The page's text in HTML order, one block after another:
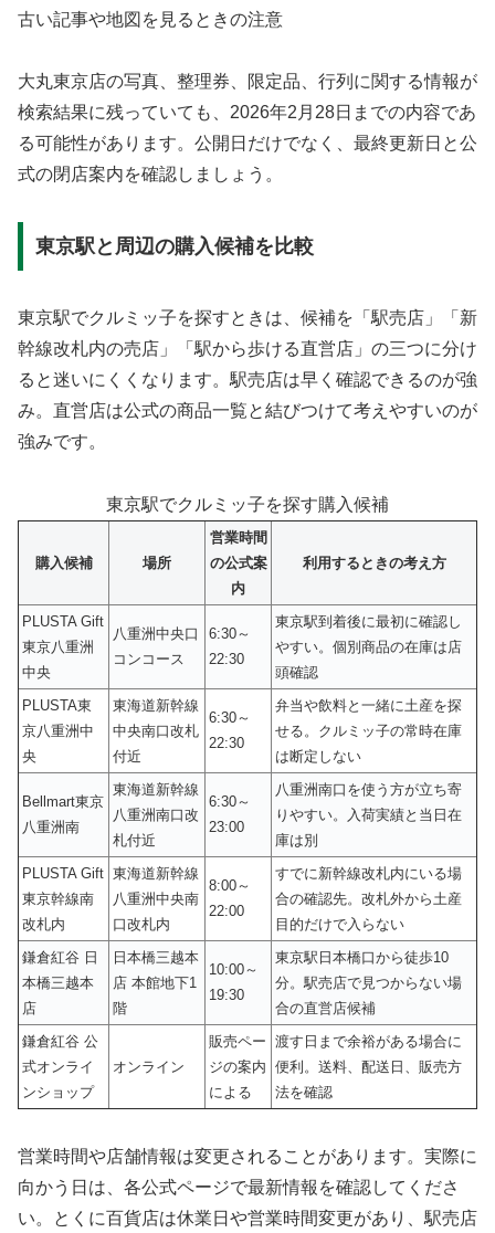
古い記事や地図を見るときの注意
大丸東京店の写真、整理券、限定品、行列に関する情報が
検索結果に残っていても、2026年2月28日までの内容であ
る可能性があります。公開日だけでなく、最終更新日と公
式の閉店案内を確認しましょう。
東京駅と周辺の購入候補を比較
東京駅でクルミッ子を探すときは、候補を「駅売店」「新
幹線改札内の売店」「駅から歩ける直営店」の三つに分け
ると迷いにくくなります。駅売店は早く確認できるのが強
み。直営店は公式の商品一覧と結びつけて考えやすいのが
強みです。
東京駅でクルミッ子を探す購入候補
購入候補 場所
営業時間
の公式案
内
利用するときの考え方
PLUSTA Gift
東京八重洲
中央
八重洲中央口
コンコース
6:30～
22:30
東京駅到着後に最初に確認し
やすい。個別商品の在庫は店
頭確認
PLUSTA東
京八重洲中
央
東海道新幹線
中央南口改札
付近
6:30～
22:30
弁当や飲料と一緒に土産を探
せる。クルミッ子の常時在庫
は断定しない
Bellmart東京
八重洲南
東海道新幹線
八重洲南口改
札付近
6:30～
23:00
八重洲南口を使う方が立ち寄
りやすい。入荷実績と当日在
庫は別
PLUSTA Gift
東京幹線南
改札内
東海道新幹線
八重洲中央南
口改札内
8:00～
22:00
すでに新幹線改札内にいる場
合の確認先。改札外から土産
目的だけで入らない
鎌倉紅谷 日
本橋三越本
店
日本橋三越本
店 本館地下1
階
10:00～
19:30
東京駅日本橋口から徒歩10
分。駅売店で見つからない場
合の直営店候補
鎌倉紅谷 公
式オンライ
ンショップ
オンライン
販売ペー
ジの案内
による
渡す日まで余裕がある場合に
便利。送料、配送日、販売方
法を確認
営業時間や店舗情報は変更されることがあります。実際に
向かう日は、各公式ページで最新情報を確認してくださ
い。とくに百貨店は休業日や営業時間変更があり、駅売店